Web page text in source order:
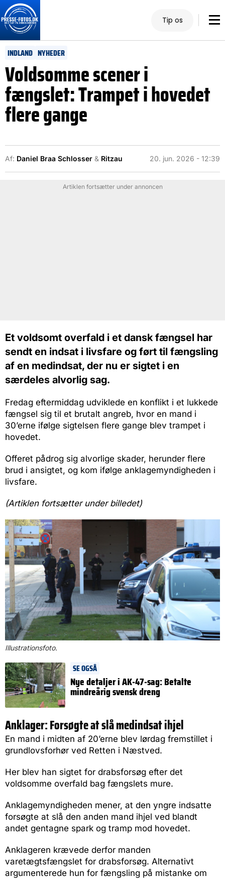
Tip os
INDLAND NYHEDER
Voldsomme scener i
fængslet: Trampet i hovedet
flere gange
Af: Daniel Braa Schlosser & Ritzau 20. jun. 2026 - 12:39
Artiklen fortsætter under annoncen
Et voldsomt overfald i et dansk fængsel har
sendt en indsat i livsfare og ført til fængsling
af en medindsat, der nu er sigtet i en
særdeles alvorlig sag.
Fredag eftermiddag udviklede en konflikt i et lukkede
fængsel sig til et brutalt angreb, hvor en mand i
30’erne ifølge sigtelsen flere gange blev trampet i
hovedet.
Offeret pådrog sig alvorlige skader, herunder flere
brud i ansigtet, og kom ifølge anklagemyndigheden i
livsfare.
(Artiklen fortsætter under billedet)
Illustrationsfoto.
SE OGSÅ
Nye detaljer i AK-47-sag: Betalte
mindreårig svensk dreng
Anklager: Forsøgte at slå medindsat ihjel
En mand i midten af 20’erne blev lørdag fremstillet i
grundlovsforhør ved Retten i Næstved.
Her blev han sigtet for drabsforsøg efter det
voldsomme overfald bag fængslets mure.
Anklagemyndigheden mener, at den yngre indsatte
forsøgte at slå den anden mand ihjel ved blandt
andet gentagne spark og tramp mod hovedet.
Anklageren krævede derfor manden
varetægtsfængslet for drabsforsøg. Alternativt
argumenterede hun for fængsling på mistanke om